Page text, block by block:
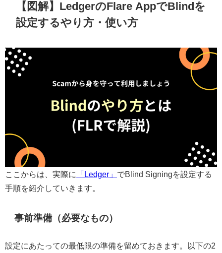
【図解】LedgerのFlare AppでBlindを
設定するやり方・使い方
ここからは、実際に 「Ledger」 でBlind Signingを設定する
手順を紹介していきます。
事前準備（必要なもの）
設定にあたっての最低限の準備を留めておきます。以下の2